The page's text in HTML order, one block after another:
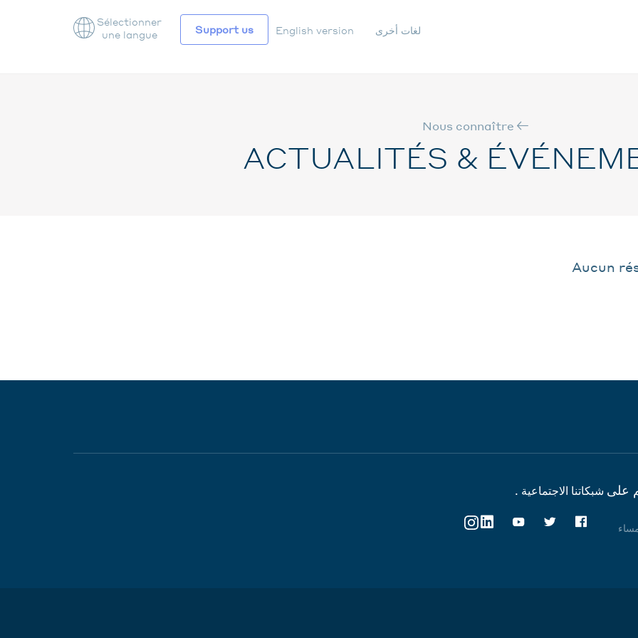
لغات أخرى English version
Support us
Sélectionner
une langue
SECONDAIRENous connaître
ACTUALITÉS &
Aucun
على شبكاتنا الاجتماعية .